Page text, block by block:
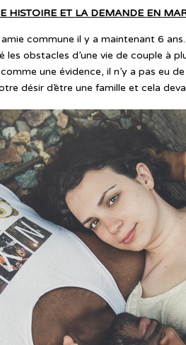
HISTOIRE ET LA DEMANDE EN
commune il y a maintenant 6
les obstacles d’une vie de couple à
une évidence, il n’y a pas eu
désir d’être une famille et cela